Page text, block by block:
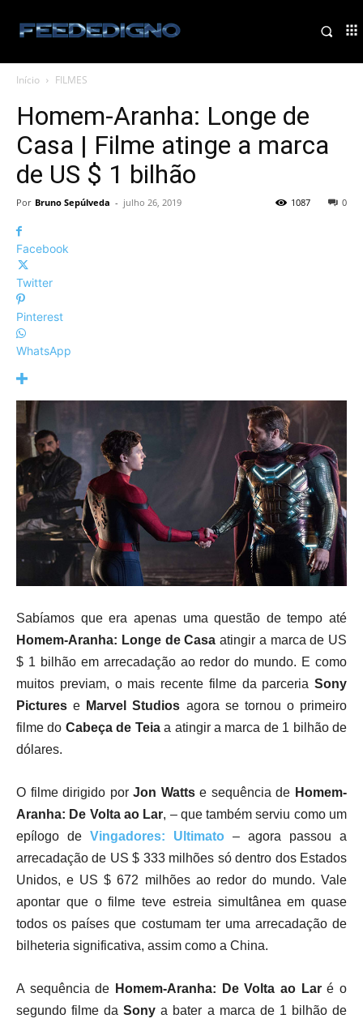
Início FILMES
Homem-Aranha: Longe de
Casa | Filme atinge a marca
de US $ 1 bilhão
Por Bruno Sepúlveda - julho 26, 2019 0
1087
Facebook
Twitter
Pinterest
WhatsApp
Sabíamos que era apenas uma questão de tempo até
Homem-Aranha: Longe de Casa atingir a marca de US
$ 1 bilhão em arrecadação ao redor do mundo. E como
muitos previam, o mais recente filme da parceria Sony
Picturese Marvel Studios agora se tornou o primeiro
filme do Cabeça de Teiaa atingir a marca de 1 bilhão de
dólares.
O filme dirigido porJon Wattse sequência de Homem-
Aranha: De Volta ao Lar, – que também serviu como um
epílogo de Vingadores: Ultimato – agora passou a
arrecadação de US $ 333 milhões só dentro dos Estados
Unidos, e US $ 672 milhões ao redor do mundo. Vale
apontar que o filme teve estreia simultânea em quase
todos os países que costumam ter uma arrecadação de
bilheteria significativa, assim como a China.
A sequência de Homem-Aranha: De Volta ao Laré o
segundo filme daSony a bater a marca de 1 bilhão de